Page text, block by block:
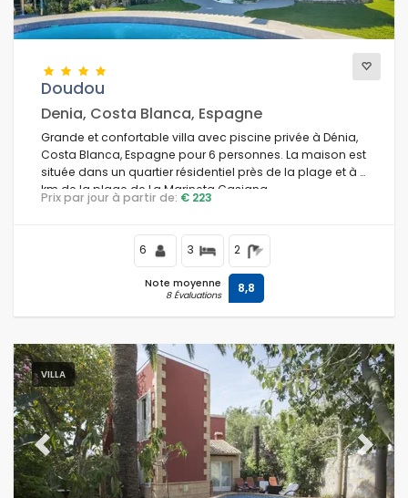
Doudou
Denia, Costa Blanca, Espagne
Grande et confortable villa avec piscine privée à Dénia,
Costa Blanca, Espagne pour 6 personnes. La maison est
située dans un quartier résidentiel près de la plage et à 4
km de la plage de La Marineta Casiana.
Prix par jour à partir de: € 223
6 3 2
Note moyenne
8 Évaluations 8,8
VILLA
Previous Next